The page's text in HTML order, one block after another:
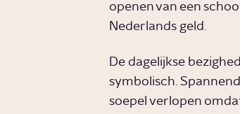
openen van een
Nederlands geld.
De dagelijkse
symbolisch.
soepel verlopen